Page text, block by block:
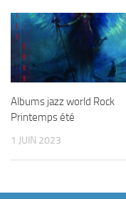
Albums jazz world Rock
Printemps été
1 JUIN 2023